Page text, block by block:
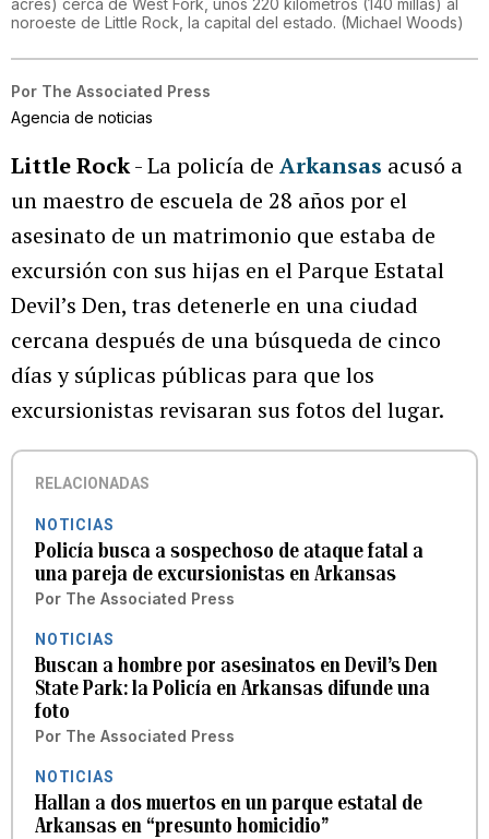
acres) cerca de West Fork, unos 220 kilómetros (140 millas) al
noroeste de Little Rock, la capital del estado. (Michael Woods)
Por The Associated Press
Agencia de noticias
Little Rock- La policía de Arkansas acusó a
un maestro de escuela de 28 años por el
asesinato de un matrimonio que estaba de
excursión con sus hijas en el Parque Estatal
Devil’s Den, tras detenerle en una ciudad
cercana después de una búsqueda de cinco
días y súplicas públicas para que los
excursionistas revisaran sus fotos del lugar.
RELACIONADAS
NOTICIAS
Policía busca a sospechoso de ataque fatal a
una pareja de excursionistas en Arkansas
Por The Associated Press
NOTICIAS
Buscan a hombre por asesinatos en Devil’s Den
State Park: la Policía en Arkansas difunde una
foto
Por The Associated Press
NOTICIAS
Hallan a dos muertos en un parque estatal de
Arkansas en “presunto homicidio”